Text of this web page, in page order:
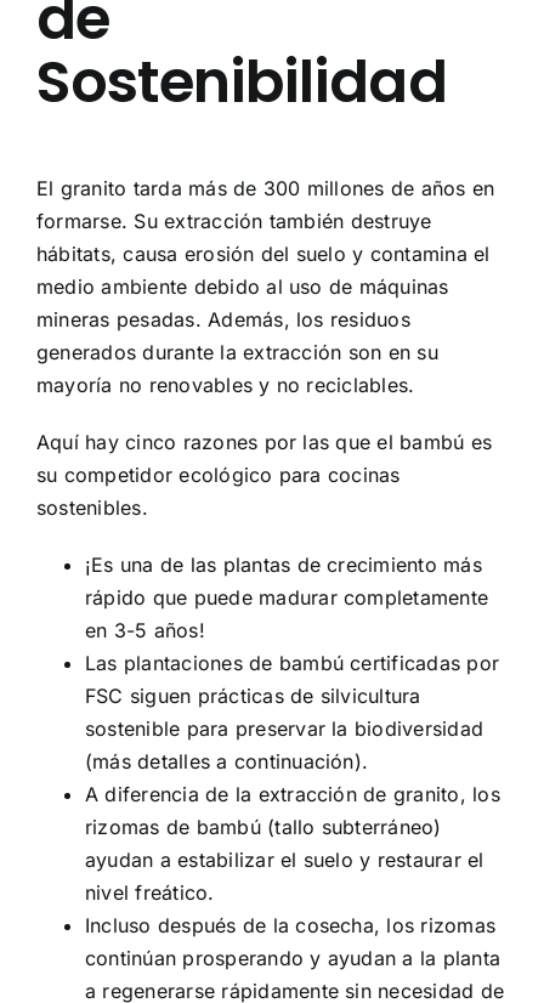
de
Sostenibilidad
El granito tarda más de 300 millones de años en
formarse. Su extracción también destruye
hábitats, causa erosión del suelo y contamina el
medio ambiente debido al uso de máquinas
mineras pesadas. Además, los residuos
generados durante la extracción son en su
mayoría no renovables y no reciclables.
Aquí hay cinco razones por las que el bambú es
su competidor ecológico para cocinas
sostenibles.
¡Es una de las plantas de crecimiento más
rápido que puede madurar completamente
en 3-5 años!
Las plantaciones de bambú certificadas por
FSC siguen prácticas de silvicultura
sostenible para preservar la biodiversidad
(más detalles a continuación).
A diferencia de la extracción de granito, los
rizomas de bambú (tallo subterráneo)
ayudan a estabilizar el suelo y restaurar el
nivel freático.
Incluso después de la cosecha, los rizomas
continúan prosperando y ayudan a la planta
a regenerarse rápidamente sin necesidad de